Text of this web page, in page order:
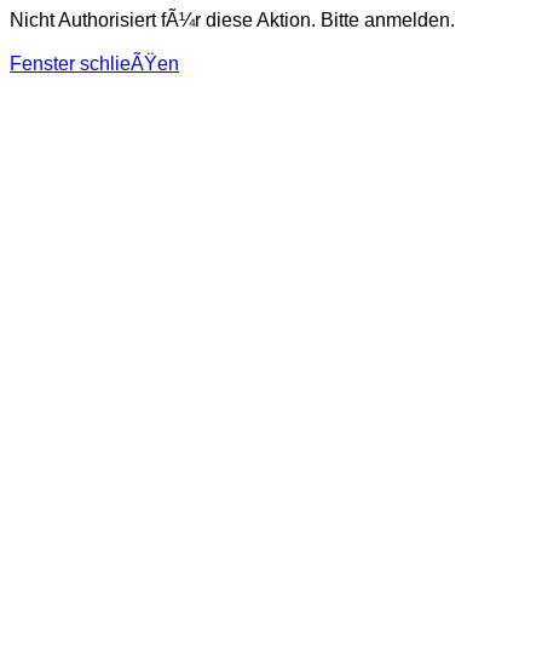
Nicht Authorisiert fÃ¼r diese Aktion. Bitte anmelden.
Fenster schlieÃŸen